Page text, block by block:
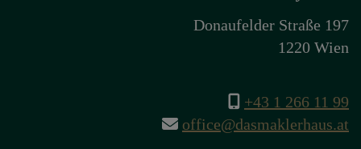
Donaufelder Straße 197
1220 Wien
+43 1 266 11 99
office@dasmaklerhaus.at